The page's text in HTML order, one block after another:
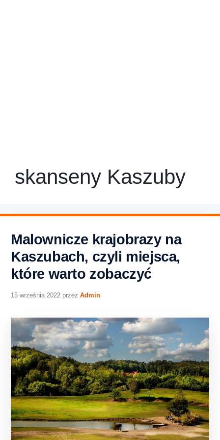
skanseny Kaszuby
Malownicze krajobrazy na
Kaszubach, czyli miejsca,
które warto zobaczyć
15 września 2022 przez Admin